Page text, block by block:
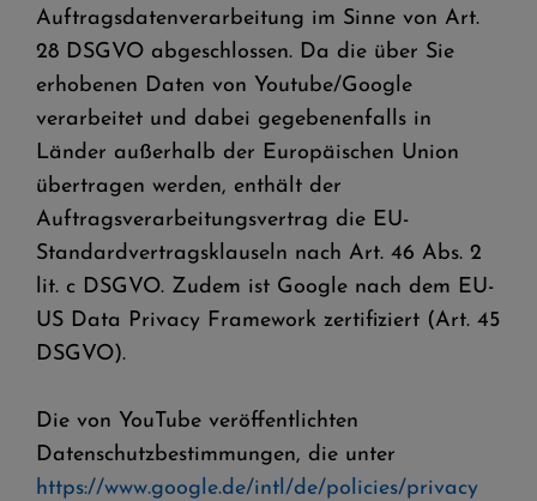
Auftragsdatenverarbeitung im Sinne von Art.
28 DSGVO abgeschlossen. Da die über Sie
erhobenen Daten von Youtube/Google
verarbeitet und dabei gegebenenfalls in
Länder außerhalb der Europäischen Union
übertragen werden, enthält der
Auftragsverarbeitungsvertrag die EU-
Standardvertragsklauseln nach Art. 46 Abs. 2
lit. c DSGVO. Zudem ist Google nach dem EU-
US Data Privacy Framework zertifiziert (Art. 45
DSGVO).
Die von YouTube veröffentlichten
Datenschutzbestimmungen, die unter
https://www.google.de/intl/de/policies/privacy